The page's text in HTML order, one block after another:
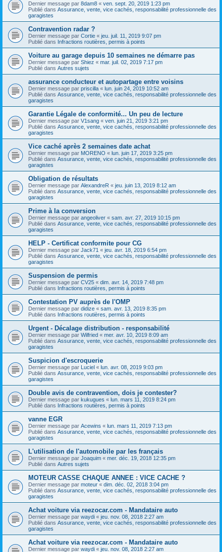
Dernier message par 8dam8 « ven. sept. 20, 2019 1:23 pm
Publié dans Assurance, vente, vice cachés, responsabilité professionnelle des
garagistes
Contravention radar ?
Dernier message par Cortie « jeu. juil. 11, 2019 9:07 pm
Publié dans Infractions routières, permis à points
Voiture au garage depuis 10 semaines ne démarre pas
Dernier message par Shiez « mar. juil. 02, 2019 7:17 pm
Publié dans Autres sujets
assurance conducteur et autopartage entre voisins
Dernier message par priscilla « lun. juin 24, 2019 10:52 am
Publié dans Assurance, vente, vice cachés, responsabilité professionnelle des
garagistes
Garantie Légale de conformité... Un peu de lecture
Dernier message par V1sang « ven. juin 21, 2019 3:21 pm
Publié dans Assurance, vente, vice cachés, responsabilité professionnelle des
garagistes
Vice caché après 2 semaines date achat
Dernier message par MORENO « lun. juin 17, 2019 3:25 pm
Publié dans Assurance, vente, vice cachés, responsabilité professionnelle des
garagistes
Obligation de résultats
Dernier message par AlexandreR « jeu. juin 13, 2019 8:12 am
Publié dans Assurance, vente, vice cachés, responsabilité professionnelle des
garagistes
Prime à la conversion
Dernier message par angeoliver « sam. avr. 27, 2019 10:15 pm
Publié dans Assurance, vente, vice cachés, responsabilité professionnelle des
garagistes
HELP - Certificat conformite pour CG
Dernier message par Jack71 « jeu. avr. 18, 2019 6:54 pm
Publié dans Assurance, vente, vice cachés, responsabilité professionnelle des
garagistes
Suspension de permis
Dernier message par CV25 « dim. avr. 14, 2019 7:48 pm
Publié dans Infractions routières, permis à points
Contestation PV auprès de l'OMP
Dernier message par didize « sam. avr. 13, 2019 8:35 pm
Publié dans Infractions routières, permis à points
Urgent - Décalage distribution - responsabilité
Dernier message par Wilfried « mer. avr. 10, 2019 8:09 am
Publié dans Assurance, vente, vice cachés, responsabilité professionnelle des
garagistes
Suspicion d'escroquerie
Dernier message par Luciel « lun. avr. 08, 2019 9:03 pm
Publié dans Assurance, vente, vice cachés, responsabilité professionnelle des
garagistes
Double avis de contravention, dois je contester?
Dernier message par kukugues « lun. mars 11, 2019 8:24 pm
Publié dans Infractions routières, permis à points
vanne EGR
Dernier message par Acewins « lun. mars 11, 2019 7:13 pm
Publié dans Assurance, vente, vice cachés, responsabilité professionnelle des
garagistes
L'utilisation de l'automobile par les français
Dernier message par Joaquim « mer. déc. 19, 2018 12:35 pm
Publié dans Autres sujets
MOTEUR CASSE CHAQUE ANNEE : VICE CACHE ?
Dernier message par moteur « dim. déc. 02, 2018 3:04 pm
Publié dans Assurance, vente, vice cachés, responsabilité professionnelle des
garagistes
Achat voiture via reezocar.com - Mandataire auto
Dernier message par waydi « jeu. nov. 08, 2018 2:27 am
Publié dans Assurance, vente, vice cachés, responsabilité professionnelle des
garagistes
Achat voiture via reezocar.com - Mandataire auto
Dernier message par waydi « jeu. nov. 08, 2018 2:27 am